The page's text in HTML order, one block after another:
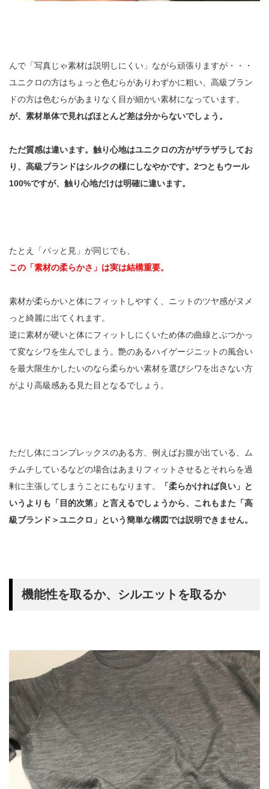
んで「写真じゃ素材は説明しにくい」ながら頑張りますが・・・
ユニクロの方はちょっと色むらがありわずかに粗い、高級ブラン
ドの方は色むらがあまりなく目が細かい素材になっています。
が、素材単体で見ればほとんど差は分からないでしょう。
ただ質感は違います。触り心地はユニクロの方がザラザラしてお
り、高級ブランドはシルクの様にしなやかです。2つともウール
100%ですが、触り心地だけは明確に違います。
たとえ「パッと見」が同じでも、
この「素材の柔らかさ」は実は結構重要。
素材が柔らかいと体にフィットしやすく、ニットのツヤ感がヌメ
っと綺麗に出てくれます。
逆に素材が硬いと体にフィットしにくいため体の曲線とぶつかっ
て変なシワを生んでしまう。艶のあるハイゲージニットの風合い
を最大限生かしたいのなら柔らかい素材を選びシワを出さない方
がより高級感ある見た目となるでしょう。
ただし体にコンプレックスのある方、例えばお腹が出ている、ム
チムチしているなどの場合はあまりフィットさせるとそれらを過
剰に主張してしまうことにもなります。
「柔らかければ良い」と
いうよりも「目的次第」と言えるでしょうから、これもまた「高
級ブランド＞ユニクロ」という簡単な構図では説明できません。
機能性を取るか、シルエットを取るか